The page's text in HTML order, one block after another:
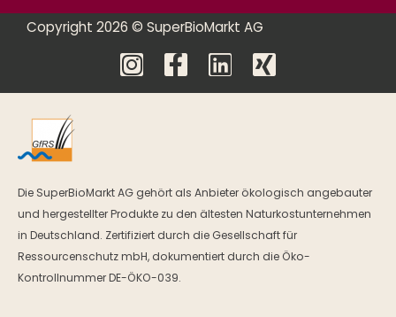
Copyright 2026 © SuperBioMarkt AG
Die SuperBioMarkt AG gehört als Anbieter ökologisch angebauter
und hergestellter Produkte zu den ältesten Naturkostunternehmen
in Deutschland. Zertifiziert durch die Gesellschaft für
Ressourcenschutz mbH, dokumentiert durch die Öko-
Kontrollnummer DE-ÖKO-039.